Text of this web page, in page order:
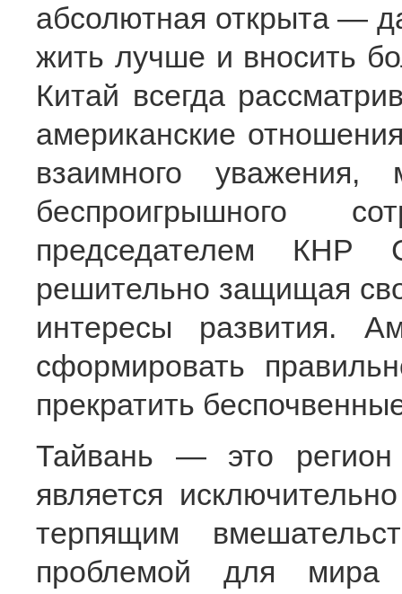
абсолютная открыта —
жить лучше и вносить
Китай всегда
американские
взаимного уважения,
беспроигрышного
председателем
решительно защищая
интересы развития.
сформировать
прекратить
Тайвань — это
является
терпящим
проблемой для